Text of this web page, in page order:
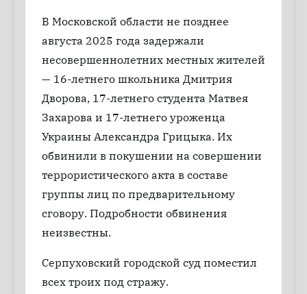
В Московской области не позднее
августа 2025 года задержали
несовершеннолетних местных жителей
— 16-летнего школьника Дмитрия
Дворова, 17-летнего студента Матвея
Захарова и 17-летнего уроженца
Украины Александра Грицыка. Их
обвинили в покушении на совершении
террористического акта в составе
группы лиц по предварительному
сговору. Подробности обвинения
неизвестны.
Серпуховский городской суд поместил
всех троих под стражу.